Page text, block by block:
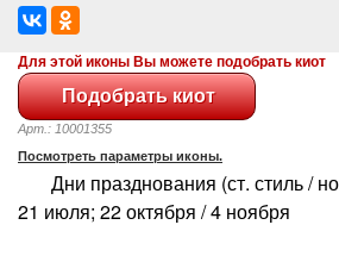
Для этой иконы Вы можете подобрать киот
Арт.: 10001355
Посмотреть параметры иконы.
Дни празднования (ст. стиль /
21 июля; 22 октября / 4 ноября